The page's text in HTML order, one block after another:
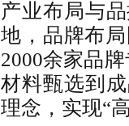
产业布局与
地，品牌布
2000余家品
材料甄选到
理念，实现“